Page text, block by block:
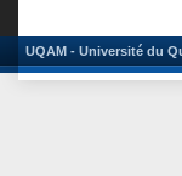
UQAM - Université du